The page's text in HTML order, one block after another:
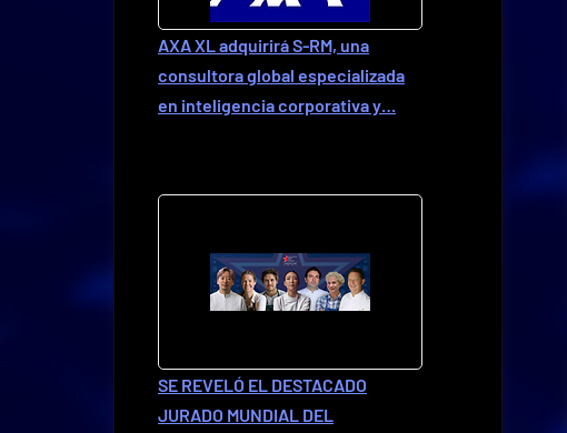
AXA XL adquirirá S-RM, una
consultora global especializada
en inteligencia corporativa y…
SE REVELÓ EL DESTACADO
JURADO MUNDIAL DEL